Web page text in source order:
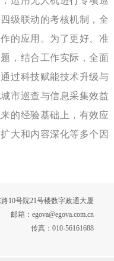
级联动的考核机制，全
的应用。为了更好、准
，结合工作实际，全面
过科技赋能技术升级与
市巡查与信息采集效益
的经验基础上，有效应
大和内容深化等多个因
10号院21号楼数字政通大厦
邮箱：egova@egova.com.cn
传真：010-56161688